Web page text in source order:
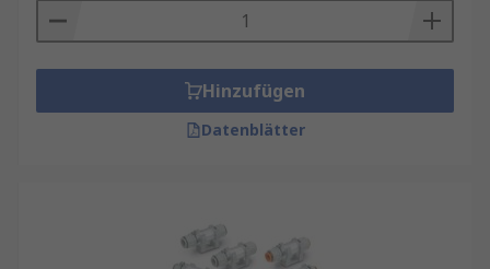
Hinzufügen
Datenblätter